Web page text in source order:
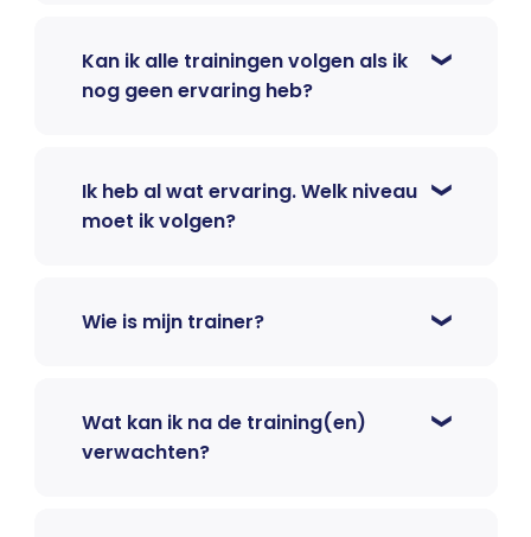
Kan ik alle trainingen volgen als ik
nog geen ervaring heb?
Ik heb al wat ervaring. Welk niveau
moet ik volgen?
Wie is mijn trainer?
Wat kan ik na de training(en)
verwachten?